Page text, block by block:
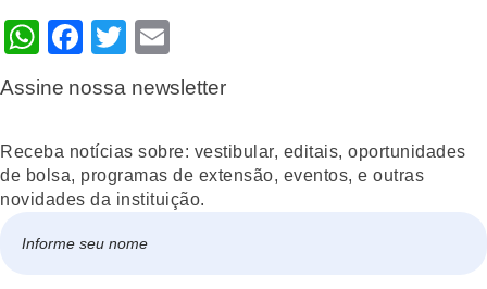
WhatsApp
Facebook
Twitter
Assine nossa newsletter
Receba notícias sobre: vestibular, editais, oportunidades
de bolsa, programas de extensão, eventos, e outras
novidades da instituição.